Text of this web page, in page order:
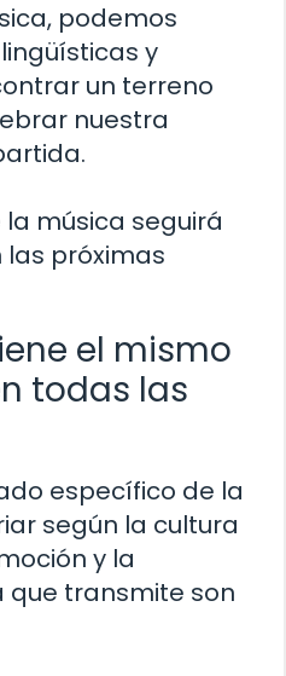
podemos
y
un terreno
nuestra
música seguirá
próximas
el mismo
todas las
específico de la
según la cultura
y la
que transmite son